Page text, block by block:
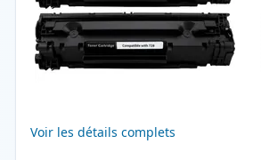
Voir les détails complets